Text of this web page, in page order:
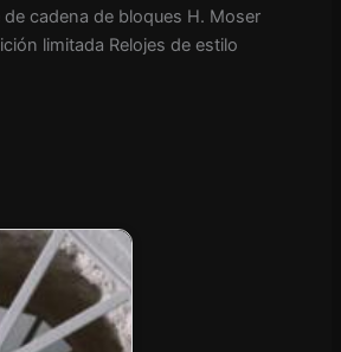
cadena de bloques H. Moser
limitada Relojes de estilo